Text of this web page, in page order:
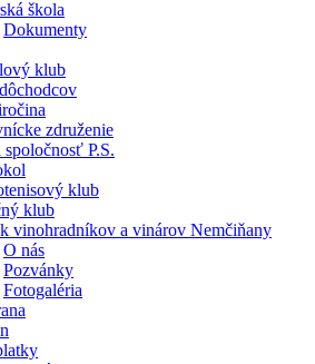
škola
Dokumenty
klub
združenie
spoločnosť P.S.
klub
klub
vinohradníkov a vinárov Nemčiňany
O nás
Pozvánky
Fotogaléria